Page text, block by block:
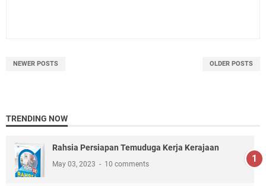
NEWER POSTS OLDER POSTS
TRENDING NOW
Rahsia Persiapan Temuduga Kerja Kerajaan
May 03, 2023 10 comments